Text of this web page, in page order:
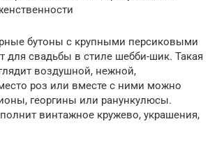
бутоны с крупными персиковыми
для свадьбы в стиле шебби-шик. Такая
воздушной, нежной,
роз или вместе с ними можно
георгины или ранункулюсы.
винтажное кружево, украшения,